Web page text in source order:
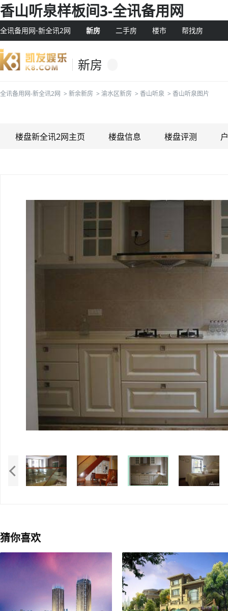
香山听泉样板间3-全讯备用网
全讯备用网-新全讯2网 新房 二手房 楼市 帮找房
新房
全讯备用网-新全讯2网 > 新余新房 > 渝水区新房 > 香山听泉 > 香山听泉图片
楼盘新全讯2网主页 楼盘信息 楼盘评测
猜你喜欢